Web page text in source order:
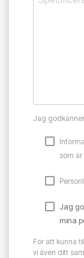
Jag
som
Jag
mina
För att kunna
vi även ditt